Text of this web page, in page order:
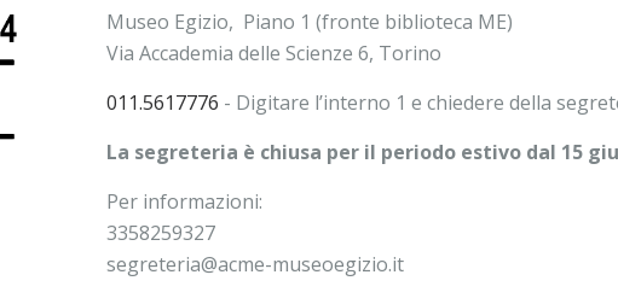
Museo Egizio, Piano 1 (fronte biblioteca ME)
Via Accademia delle Scienze 6, Torino
011.5617776 - Digitare l’interno 1 e chiedere della
La segreteria è chiusa per il periodo estivo dal 15
Per informazioni:
3358259327
segreteria@acme-museoegizio.it